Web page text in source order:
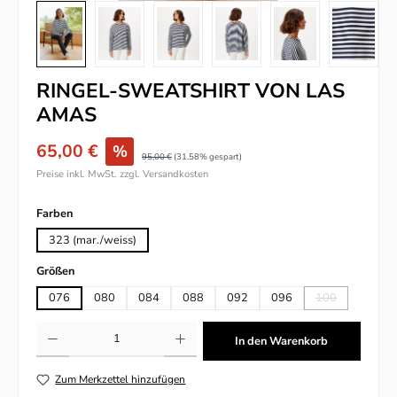
RINGEL-SWEATSHIRT VON LAS
AMAS
65,00 € % 95,00 € (31.58% gespart)
Preise inkl. MwSt. zzgl. Versandkosten
Farbenauswählen
323 (mar./weiss)
Größenauswählen
076
080 084 088 092 096 100(Diese Option
In den Warenkorb
Zum Merkzettel hinzufügen